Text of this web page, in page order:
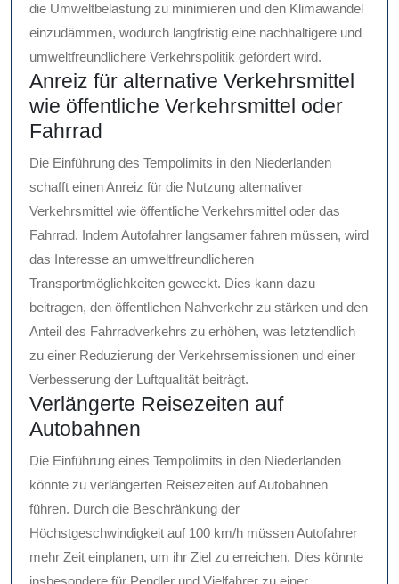
die Umweltbelastung zu minimieren und den Klimawandel
einzudämmen, wodurch langfristig eine nachhaltigere und
umweltfreundlichere Verkehrspolitik gefördert wird.
Anreiz für alternative Verkehrsmittel
wie öffentliche Verkehrsmittel oder
Fahrrad
Die Einführung des Tempolimits in den Niederlanden
schafft einen Anreiz für die Nutzung alternativer
Verkehrsmittel wie öffentliche Verkehrsmittel oder das
Fahrrad. Indem Autofahrer langsamer fahren müssen, wird
das Interesse an umweltfreundlicheren
Transportmöglichkeiten geweckt. Dies kann dazu
beitragen, den öffentlichen Nahverkehr zu stärken und den
Anteil des Fahrradverkehrs zu erhöhen, was letztendlich
zu einer Reduzierung der Verkehrsemissionen und einer
Verbesserung der Luftqualität beiträgt.
Verlängerte Reisezeiten auf
Autobahnen
Die Einführung eines Tempolimits in den Niederlanden
könnte zu verlängerten Reisezeiten auf Autobahnen
führen. Durch die Beschränkung der
Höchstgeschwindigkeit auf 100 km/h müssen Autofahrer
mehr Zeit einplanen, um ihr Ziel zu erreichen. Dies könnte